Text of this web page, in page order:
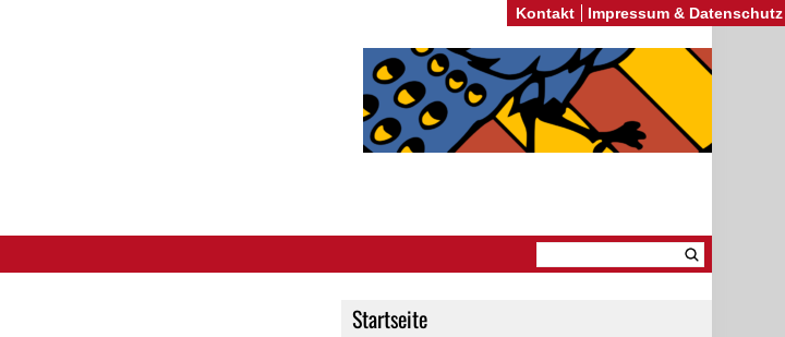
Startseite
Kontakt Impressum & Datenschutz